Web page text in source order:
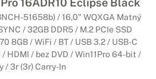
51658b) / 16,0" WQXGA Matný
/ 32GB DDR5 / M.2 PCIe SSD
8GB / WiFi / BT / USB 3.2 / USB-C
HDMI / bez DVD / Win11Pro 64-bit /
/ 3r (3r) Carry-In